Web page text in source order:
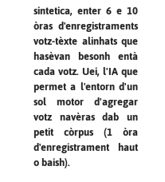
sintetica, enter 6 e 10
òras d'enregistraments
votz-tèxte alinhats que
hasèvan besonh entà
cada votz. Uei, l'IA que
permet a l'entorn d'un
sol motor d'agregar
votz navèras dab un
petit còrpus (1 òra
d'enregistrament haut
o baish).